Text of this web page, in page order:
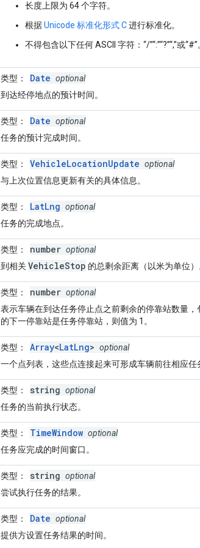
长度上限为 64 个字符。
根据Unicode 标准化形式 C进行标准化。
不得包含以下任何 ASCII 字符：“/”“:”“?”“,”或“#”
类型 ： Date optional
到达经停地点的预计时间。
类型 ： Date optional
任务的预计完成时间。
类型 ： VehicleLocationUpdate optional
与上次位置信息更新有关的具体信息。
类型 ： LatLng optional
任务的完成地点。
类型 ： number optional
到相关VehicleStop 的总剩余距离（以米为单位
类型 ： number optional
表示车辆在到达任务停止点之前剩余的停靠站数量
的下一停靠站是任务停靠站，则值为 1。
类型 ： Array<LatLng> optional
一个点列表，这些点连接起来可形成车辆前往相应
类型 ： string optional
任务的当前执行状态。
类型 ： TimeWindow optional
任务应完成的时间窗口。
类型 ： string optional
尝试执行任务的结果。
类型 ： Date optional
提供方设置任务结果的时间。